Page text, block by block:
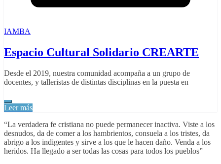
IAMBA
Espacio Cultural Solidario CREARTE
Desde el 2019, nuestra comunidad acompaña a un grupo de
docentes, y talleristas de distintas disciplinas en la puesta en
Leer más
“La verdadera fe cristiana no puede permanecer inactiva. Viste a los
desnudos, da de comer a los hambrientos, consuela a los tristes, da
abrigo a los indigentes y sirve a los que le hacen daño. Venda a los
heridos. Ha llegado a ser todas las cosas para todos los pueblos”